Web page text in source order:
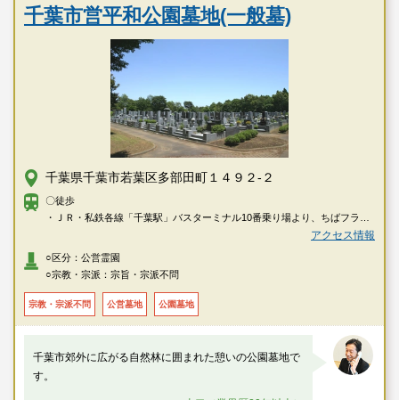
千葉市営平和公園墓地(一般墓)
千葉県千葉市若葉区多部田町１４９２-２
〇徒歩
・ＪＲ・私鉄各線「千葉駅」バスターミナル10番乗り場より、ちばフラワ
ーバス「中野操車場」行・「成東」行にて「北谷津」下車→徒歩で約8分
・ＪＲ・私鉄各線「千葉駅」バスターミナル10番乗り場より、ちばフラワ
ーバス「（いずみ台ローズタウン経由）中野操車場」行にて「平和公園い
・千葉都市モノレール2号線「千城台駅」よりいずみバス（コミュニティバ
ス）にて「平和公園いずみ台ローズタウン」下車→徒歩で約6分
アクセス情報
○区分：公営霊園
○宗教・宗派：宗旨・宗派不問
宗教・宗派不問 公営墓地 公園墓地
千葉市郊外に広がる自然林に囲まれた憩いの公園墓地で
す。